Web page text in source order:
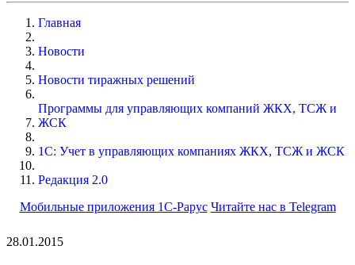
Главная
Новости
Новости тиражных решений
Программы для управляющих компаний ЖКХ, ТСЖ и
ЖСК
1С: Учет в управляющих компаниях ЖКХ, ТСЖ и ЖСК
Редакция 2.0
Мобильные приложения 1С-Рарус Читайте нас в Telegram
28.01.2015